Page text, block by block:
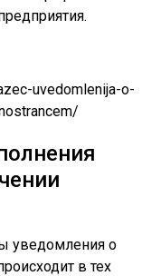
uvedomlenija-o-
уведомления о
в тех